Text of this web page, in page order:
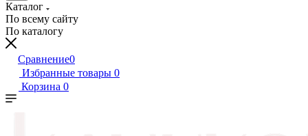
Каталог
По всему сайту
По каталогу
Сравнение0
Избранные товары 0
Корзина 0